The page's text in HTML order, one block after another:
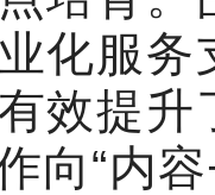
化服
效提
向“内